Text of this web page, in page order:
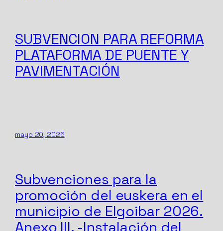
SUBVENCION PARA REFORMA
PLATAFORMA DE PUENTE Y
PAVIMENTACIÓN
mayo 20, 2026
Subvenciones para la
promoción del euskera en el
municipio de Elgoibar 2026.
Anexo III. -Instalación del